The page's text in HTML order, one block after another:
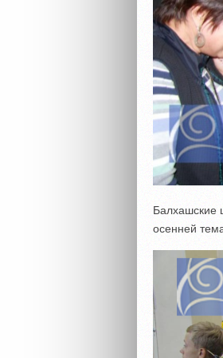
Балхашские
осенней